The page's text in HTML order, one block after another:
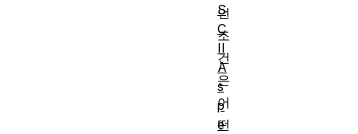
언
조
건
은
어
떤
S
C
II
A
s
p
e